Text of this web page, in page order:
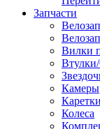
Запчасти
Вилки
Камеры
Каретки
Колеса